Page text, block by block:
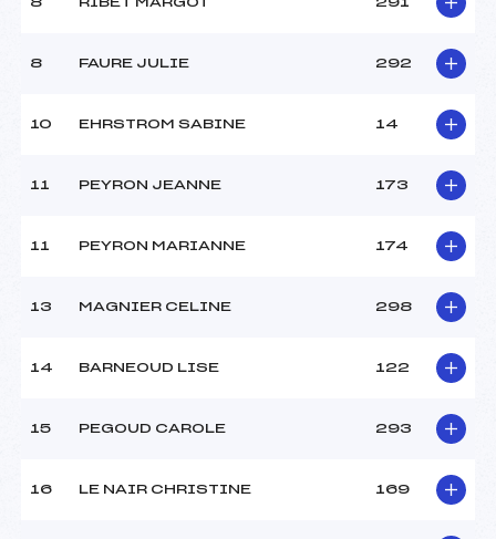
8 RIBET MARGOT 291
8 FAURE JULIE 292
10 EHRSTROM SABINE 14
11 PEYRON JEANNE 173
11 PEYRON MARIANNE 174
13 MAGNIER CELINE 298
14 BARNEOUD LISE 122
15 PEGOUD CAROLE 293
16 LE NAIR CHRISTINE 169